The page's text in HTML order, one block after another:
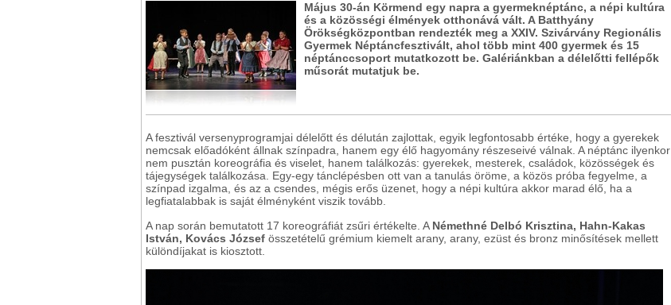
Május 30-án Körmend egy napra a gyermeknéptánc, a népi kultúra
és a közösségi élmények otthonává vált. A Batthyány
Örökségközpontban rendezték meg a XXIV. Szivárvány Regionális
Gyermek Néptáncfesztivált, ahol több mint 400 gyermek és 15
néptánccsoport mutatkozott be. Galériánkban a délelőtti fellépők
műsorát mutatjuk be.
A fesztivál versenyprogramjai délelőtt és délután zajlottak, egyik legfontosabb értéke, hogy a gyerekek
nemcsak előadóként állnak színpadra, hanem egy élő hagyomány részeseivé válnak. A néptánc ilyenkor
nem pusztán koreográfia és viselet, hanem találkozás: gyerekek, mesterek, családok, közösségek és
tájegységek találkozása. Egy-egy tánclépésben ott van a tanulás öröme, a közös próba fegyelme, a
színpad izgalma, és az a csendes, mégis erős üzenet, hogy a népi kultúra akkor marad élő, ha a
legfiatalabbak is saját élményként viszik tovább.
A nap során bemutatott 17 koreográfiát zsűri értékelte. A Némethné Delbó Krisztina, Hahn-Kakas
István, Kovács József összetételű grémium kiemelt arany, arany, ezüst és bronz minősítések mellett
különdíjakat is kiosztott.